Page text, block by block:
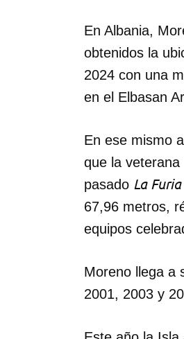
En Albania,
obtenidos la
2024 con una
en el Elbasan
En ese mismo
que la
pasado La
67,96 metros,
equipos
Moreno llega a
2001, 2003 y